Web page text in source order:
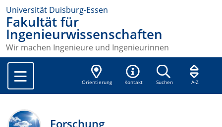
Universität Duisburg-Essen
Fakultät für
Ingenieurwissenschaften
Wir machen Ingenieure und Ingenieurinnen
Orientierung Kontakt Suchen A-Z
Forschung